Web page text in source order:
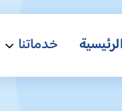
الرئيسية خدماتنا